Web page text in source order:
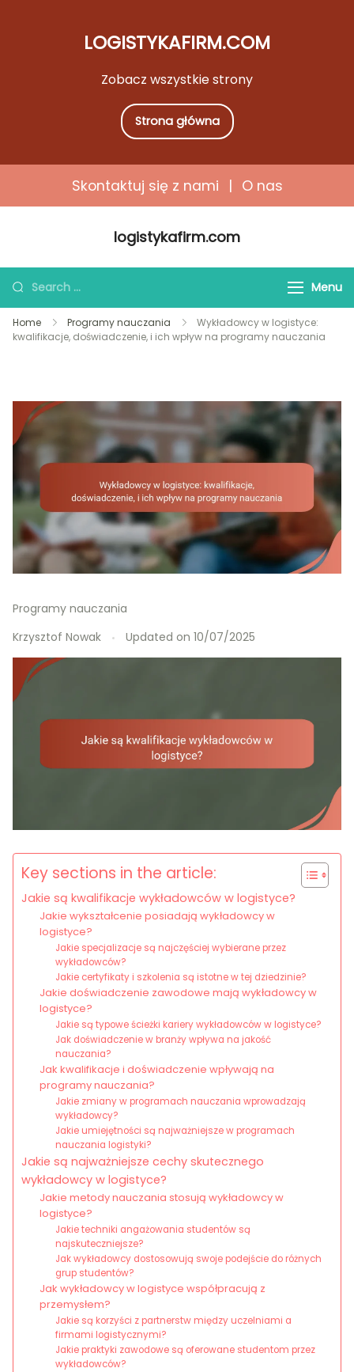
Zobacz wszystkie strony
LOGISTYKAFIRM.COM
Strona główna
Skontaktuj się z nami | O nas
logistykafirm.com
Search
for:
Menu
Home Programy nauczania
Wykładowcy w logistyce:
kwalifikacje, doświadczenie, i ich wpływ na programy nauczania
Programy nauczania
Krzysztof Nowak
Updated on 10/07/2025
Key sections in the article:
Jakie są kwalifikacje wykładowców w logistyce?
Jakie wykształcenie posiadają wykładowcy w
logistyce?
Jakie specjalizacje są najczęściej wybierane przez
wykładowców?
Jakie certyfikaty i szkolenia są istotne w tej dziedzinie?
Jakie doświadczenie zawodowe mają wykładowcy w
logistyce?
Jakie są typowe ścieżki kariery wykładowców w logistyce?
Jak doświadczenie w branży wpływa na jakość
nauczania?
Jak kwalifikacje i doświadczenie wpływają na
programy nauczania?
Jakie zmiany w programach nauczania wprowadzają
wykładowcy?
Jakie umiejętności są najważniejsze w programach
nauczania logistyki?
Jakie są najważniejsze cechy skutecznego
wykładowcy w logistyce?
Jakie metody nauczania stosują wykładowcy w
logistyce?
Jakie techniki angażowania studentów są
najskuteczniejsze?
Jak wykładowcy dostosowują swoje podejście do różnych
grup studentów?
Jak wykładowcy w logistyce współpracują z
przemysłem?
Jakie są korzyści z partnerstw między uczelniami a
firmami logistycznymi?
Jakie praktyki zawodowe są oferowane studentom przez
wykładowców?